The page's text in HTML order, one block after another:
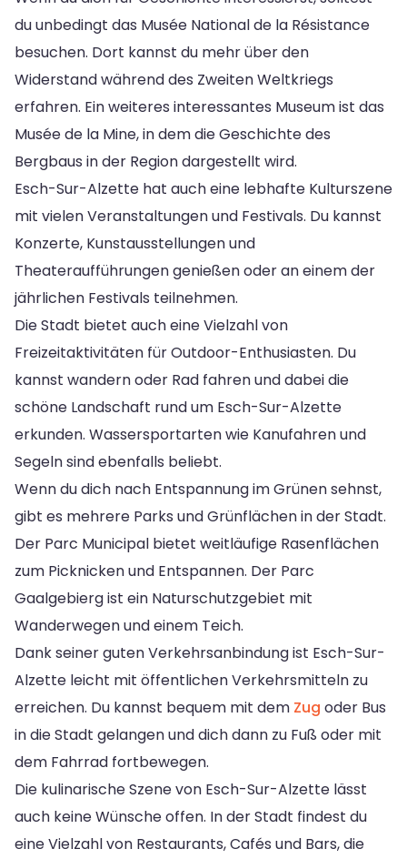
du unbedingt das Musée National de la Résistance
besuchen. Dort kannst du mehr über den
Widerstand während des Zweiten Weltkriegs
erfahren. Ein weiteres interessantes Museum ist das
Musée de la Mine, in dem die Geschichte des
Bergbaus in der Region dargestellt wird.
Esch-Sur-Alzette hat auch eine lebhafte Kulturszene
mit vielen Veranstaltungen und Festivals. Du kannst
Konzerte, Kunstausstellungen und
Theateraufführungen genießen oder an einem der
jährlichen Festivals teilnehmen.
Die Stadt bietet auch eine Vielzahl von
Freizeitaktivitäten für Outdoor-Enthusiasten. Du
kannst wandern oder Rad fahren und dabei die
schöne Landschaft rund um Esch-Sur-Alzette
erkunden. Wassersportarten wie Kanufahren und
Segeln sind ebenfalls beliebt.
Wenn du dich nach Entspannung im Grünen sehnst,
gibt es mehrere Parks und Grünflächen in der Stadt.
Der Parc Municipal bietet weitläufige Rasenflächen
zum Picknicken und Entspannen. Der Parc
Gaalgebierg ist ein Naturschutzgebiet mit
Wanderwegen und einem Teich.
Dank seiner guten Verkehrsanbindung ist Esch-Sur-
Alzette leicht mit öffentlichen Verkehrsmitteln zu
erreichen. Du kannst bequem mit dem Zug oder Bus
in die Stadt gelangen und dich dann zu Fuß oder mit
dem Fahrrad fortbewegen.
Die kulinarische Szene von Esch-Sur-Alzette lässt
auch keine Wünsche offen. In der Stadt findest du
eine Vielzahl von Restaurants, Cafés und Bars, die